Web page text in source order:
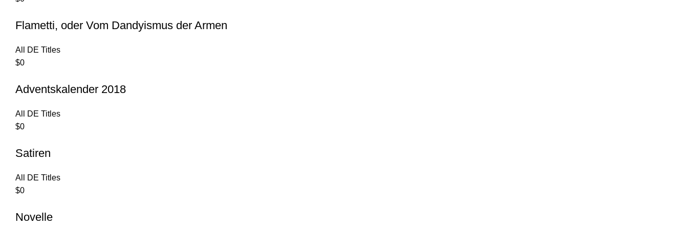
Flametti, oder Vom Dandyismus der Armen
All DE Titles
$0
Adventskalender 2018
All DE Titles
$0
Satiren
All DE Titles
$0
Novelle